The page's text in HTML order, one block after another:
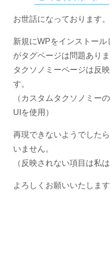
お世話になっております。
新規にWPをインストー
がタグページは問題あり
タクソノミーページは反
す。
（カスタムタクソノミー
UIを使用）
再現できないようでした
いません。
（反映されない項目は私
よろしくお願いいたします